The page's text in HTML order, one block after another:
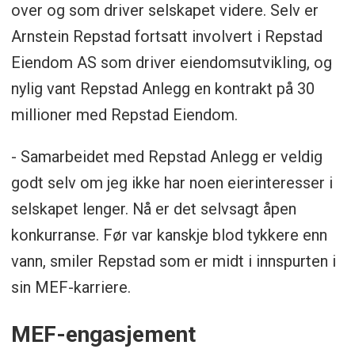
over og som driver selskapet videre. Selv er
Arnstein Repstad fortsatt involvert i Repstad
Eiendom AS som driver eiendomsutvikling, og
nylig vant Repstad Anlegg en kontrakt på 30
millioner med Repstad Eiendom.
- Samarbeidet med Repstad Anlegg er veldig
godt selv om jeg ikke har noen eierinteresser i
selskapet lenger. Nå er det selvsagt åpen
konkurranse. Før var kanskje blod tykkere enn
vann, smiler Repstad som er midt i innspurten i
sin MEF-karriere.
MEF-engasjement